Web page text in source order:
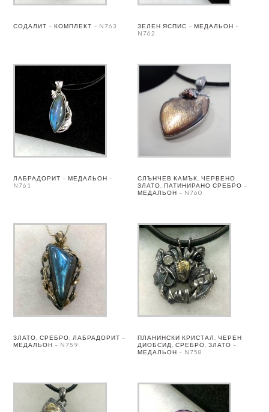
СОДАЛИТ – КОМПЛЕКТ – N763
ЗЕЛЕН ЯСПИС – МЕДАЛЬОН –
N762
ЛАБРАДОРИТ – МЕДАЛЬОН –
N761
СЛЪНЧЕВ КАМЪК, ЧЕРВЕНО
ЗЛАТО, ПАТИНИРАНО СРЕБРО –
МЕДАЛЬОН – N760
ЗЛАТО, СРЕБРО, ЛАБРАДОРИТ –
МЕДАЛЬОН – N759
ПЛАНИНСКИ КРИСТАЛ, ЧЕРЕН
ДИОБСИД, СРЕБРО, ЗЛАТО –
МЕДАЛЬОН – N758